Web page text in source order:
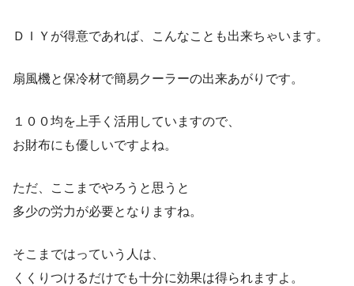
ＤＩＹが得意であれば、こんなことも出来ちゃいます。
扇風機と保冷材で簡易クーラーの出来あがりです。
１００均を上手く活用していますので、
お財布にも優しいですよね。
ただ、ここまでやろうと思うと
多少の労力が必要となりますね。
そこまではっていう人は、
くくりつけるだけでも十分に効果は得られますよ。